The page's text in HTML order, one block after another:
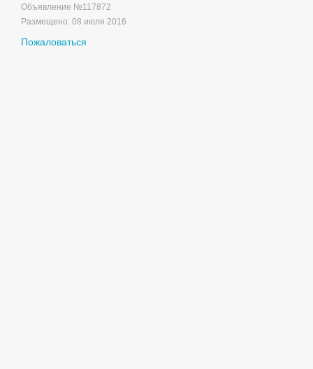
Объявление №117872
Размещено: 08 июля 2016
Пожаловаться